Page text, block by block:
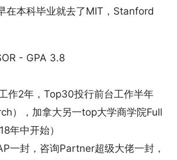
在本科毕业就去了MIT，Stanford
- GPA 3.8
作2年，Top30投行前台工作半年
），加拿大另一top大学商学院Full
年中开始）
一封，咨询Partner超级大佬一封，